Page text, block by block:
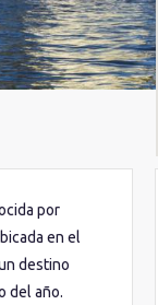
por
en el
destino
del año.